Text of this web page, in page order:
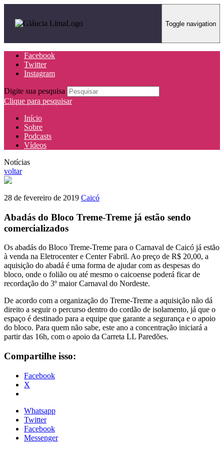
Toggle navigation
Facebook
Twitter
Instagram
Digite sua pesquisa
Clique para pesquisar
Início
Sobre
Podcasts
Vídeos
Notícias
voltar
28 de fevereiro de 2019 Caicó
Abadás do Bloco Treme-Treme já estão sendo
comercializados
Os abadás do Bloco Treme-Treme para o Carnaval de Caicó já estão
à venda na Eletrocenter e Center Fabril. Ao preço de R$ 20,00, a
aquisição do abadá é uma forma de ajudar com as despesas do
bloco, onde o folião ou até mesmo o caicoense poderá ficar de
recordação do 3º maior Carnaval do Nordeste.
De acordo com a organização do Treme-Treme a aquisição não dá
direito a seguir o percurso dentro do cordão de isolamento, já que o
espaço é destinado para a equipe que garante a segurança e o apoio
do bloco. Para quem não sabe, este ano a concentração iniciará a
partir das 16h, com o apoio da Carreta LL Paredões.
Compartilhe isso:
Facebook
X
Whatsapp
Twitter
Facebook
Messenger